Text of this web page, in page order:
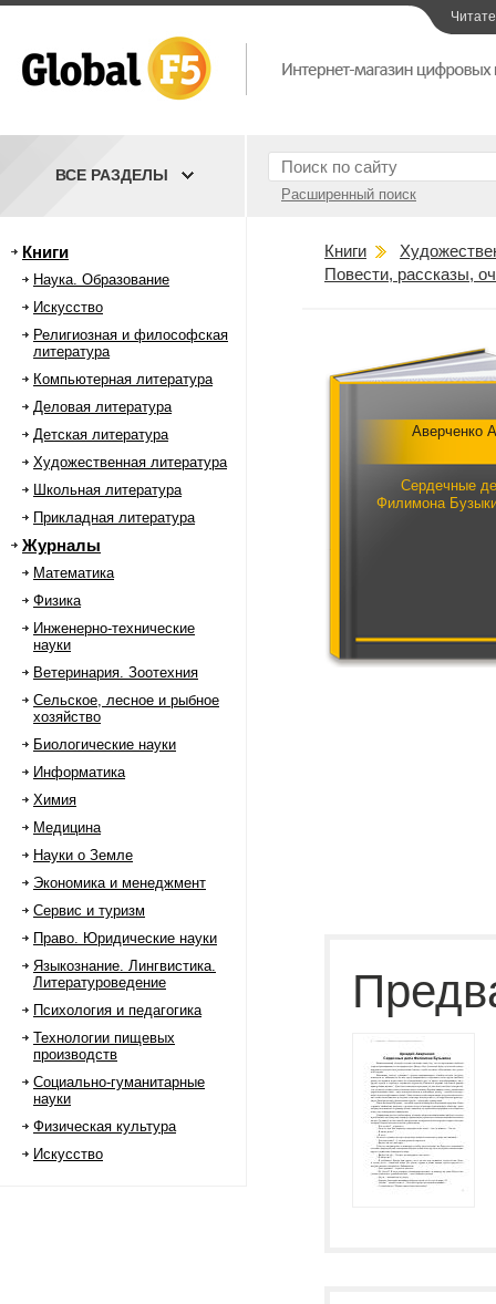
Расширенный поиск
ВСЕ РАЗДЕЛЫ
Книги
Наука. Образование
Искусство
Религиозная и философская
литература
Компьютерная литература
Деловая литература
Детская литература
Художественная литература
Школьная литература
Прикладная литература
Журналы
Математика
Физика
Инженерно-технические
науки
Ветеринария. Зоотехния
Сельское, лесное и рыбное
хозяйство
Биологические науки
Информатика
Химия
Медицина
Науки о Земле
Экономика и менеджмент
Сервис и туризм
Право. Юридические науки
Языкознание. Лингвистика.
Литературоведение
Психология и педагогика
Технологии пищевых
производств
Социально-гуманитарные
науки
Физическая культура
Искусство
Книги
Повести, рассказы,
Аверченко
Сердечные
Филимона